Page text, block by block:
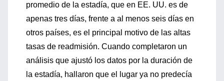
promedio de la estadía, que en EE. UU. es de
apenas tres días, frente a al menos seis días en
otros países, es el principal motivo de las altas
tasas de readmisión. Cuando completaron un
análisis que ajustó los datos por la duración de
la estadía, hallaron que el lugar ya no predecía